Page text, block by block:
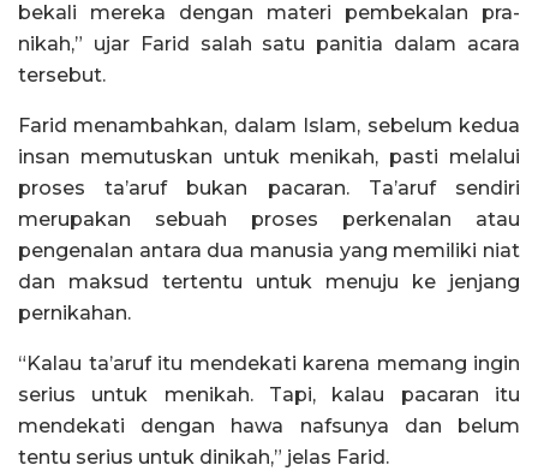
bekali mereka dengan materi pembekalan pra-
nikah,” ujar Farid salah satu panitia dalam acara
tersebut.
Farid menambahkan, dalam Islam, sebelum kedua
insan memutuskan untuk menikah, pasti melalui
proses ta’aruf bukan pacaran. Ta’aruf sendiri
merupakan sebuah proses perkenalan atau
pengenalan antara dua manusia yang memiliki niat
dan maksud tertentu untuk menuju ke jenjang
pernikahan.
“Kalau ta’aruf itu mendekati karena memang ingin
serius untuk menikah. Tapi, kalau pacaran itu
mendekati dengan hawa nafsunya dan belum
tentu serius untuk dinikah,” jelas Farid.